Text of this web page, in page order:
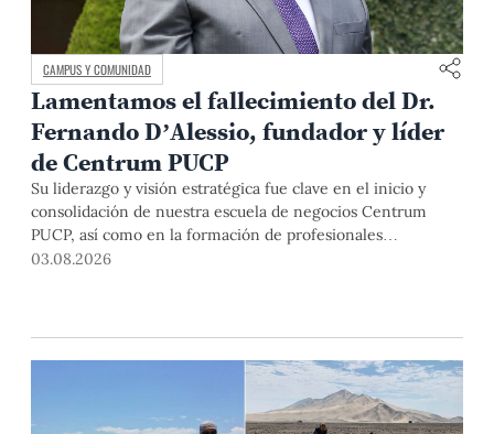
CAMPUS Y COMUNIDAD
Lamentamos el fallecimiento del Dr.
Fernando D’Alessio, fundador y líder
de Centrum PUCP
Su liderazgo y visión estratégica fue clave en el inicio y
consolidación de nuestra escuela de negocios Centrum
PUCP, así como en la formación de profesionales
empresariales comprometidos con el país. Por todo ello,
03.08.2026